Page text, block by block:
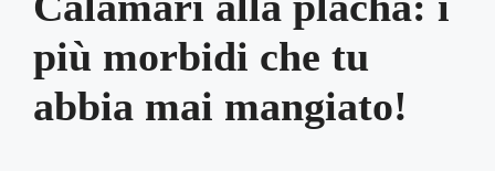
più morbidi che tu
abbia mai mangiato!